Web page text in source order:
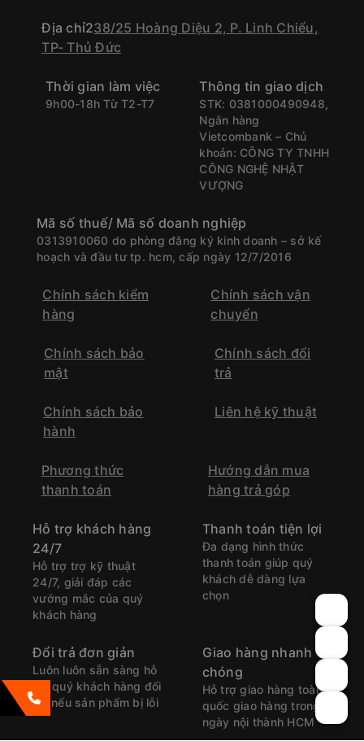
Địa chỉ238/25 Hoàng Diệu 2, P. Linh Chiểu,
TP- Thủ Đức
Thời gian làm việc
9h00-18h Từ T2-T7
Thông tin giao dịch
STK: 0381000490948,
Ngân hàng
Vietcombank – Chủ
khoản: CÔNG TY TNHH
CÔNG NGHỆ NHẬT
VƯỢNG
Mã số thuế/ Mã số doanh nghiệp
0313910060 do phòng đăng ký kinh doanh – sở kế
hoạch và đầu tư tp. hcm, cấp ngày 12/7/2016
Chính sách kiểm
hàng
Chính sách vận
chuyển
Chính sách bảo
mật
Chính sách đổi
trả
Chính sách bảo
hành
Liên hệ kỹ thuật
Phương thức
thanh toán
Hướng dẫn mua
hàng trả góp
Hỗ trợ khách hàng
24/7
Hỗ trợ trợ kỹ thuật
24/7, giải đáp các
vướng mắc của quý
khách hàng
Thanh toán tiện lợi
Đa dạng hình thức
thanh toán giúp quý
khách dễ dàng lựa
chọn
Đổi trả đơn giản
Luôn luôn sẵn sàng hỗ
trợ quý khách hàng đổi
trả nếu sản phẩm bị lỗi
Giao hàng nhanh
chóng
Hỗ trợ giao hàng toàn
quốc giao hàng trong
ngày nội thành HCM